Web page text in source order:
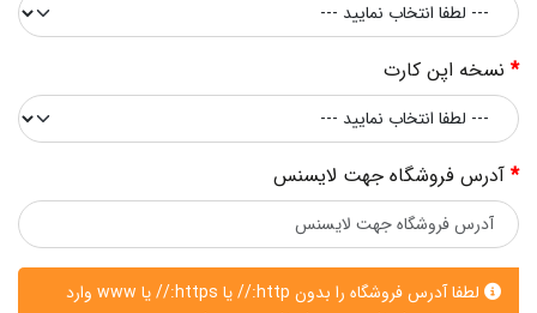
نسخه اپن کارت
آدرس فروشگاه جهت لایسنس
لطفا آدرس فروشگاه را بدون http:// یا https:// یا www وارد